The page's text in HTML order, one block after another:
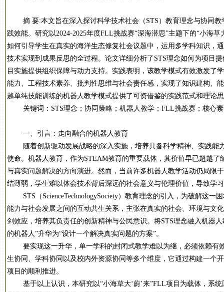
摘 要:本文旨在深入探讨科学技术社会（STS）教育理念与协同教
践效能。研究以2024-2025年度FLL挑战赛“深海潜思”主题下的“小海
如何引导学生在真实的海洋生态修复社会议题中，运用多学科知识，
技术实现到成果反思的全过程。论文详细分析了STS理念如何为项目
目实施提供组织保障与动力支持。实践表明，该教学模式有效激发了
能力、工程技术素养、批判性思维与社会责任感，实现了知识建构、
越单纯技能训练的机器人教学模式提供了可资借鉴的实践范式和理论
关键词：STS理念；协同策略；机器人教学；FLL挑战赛；核心
一、引言：走向融合的机器人教育
随着创新驱动发展战略的深入实施，培养具备科学精神、实践能
使命。机器人教育，作为STEAM教育的重要载体，其价值早已超越
与真实问题解决的方向演进。然而，当前许多机器人教学活动仍局限
结薄弱，学生难以体会技术背后深远的社会意义与伦理价值，导致学
STS（ScienceTechnologySociety）教育理念的引入，为破解这一
能力与社会发展之间的互动共生关系，主张在真实的社会、环境与文
剑效应，培养其负责任的创新精神与公民意识。将STS理念融入机器
的机器人”升华为“设计一个解决真实问题的方案”。
要实现这一升华，单一学科的封闭式教学难以为继，必须依赖有
生协同、学科协同以及校内外资源协同等多个维度，它通过构建一个
项目的顺利推进。
基于以上认识，本研究以“小海草大‘蔚’来”FLL项目为载体，系统